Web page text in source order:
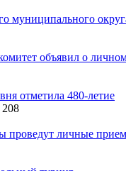
муниципального
объявил о
отметила 480-летие
208
проведут личные